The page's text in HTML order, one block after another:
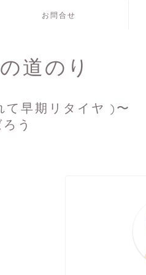
お問合せ
道のり
て早期リタイヤ )〜
う